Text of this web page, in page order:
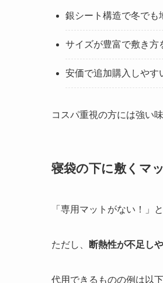
銀シート構造で冬でも
サイズが豊富で敷き方
安価で追加購入しやす
コスパ重視の方には強い
寝袋の下に敷くマ
「専用マットがない！」
ただし、 断熱性が不足し
代用できるものの例は以